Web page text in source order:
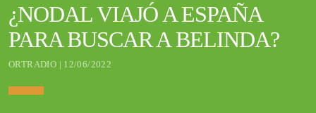
¿NODAL VIAJÓ A ESPAÑA
PARA BUSCAR A BELINDA?
ORTRADIO | 12/06/2022